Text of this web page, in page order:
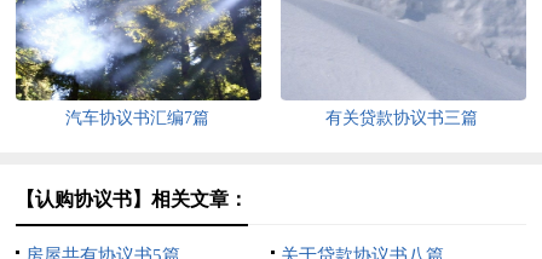
汽车协议书汇编7篇 有关贷款协议书三篇
【认购协议书】相关文章：
房屋共有协议书5篇 关于贷款协议书八篇